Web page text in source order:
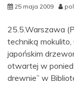
25 maja 2009
25.5.Warszawa
techniką
japońskim
otwartej w
drewnie” w